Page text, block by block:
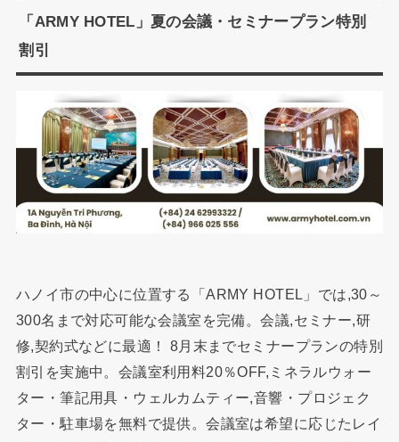
「ARMY HOTEL」夏の会議・セミナープラン特別
割引
ハノイ市の中心に位置する「ARMY HOTEL」では,30～
300名まで対応可能な会議室を完備。会議,セミナー,研
修,契約式などに最適！ 8月末までセミナープランの特別
割引を実施中。会議室利用料20％OFF,ミネラルウォー
ター・筆記用具・ウェルカムティー,音響・プロジェク
ター・駐車場を無料で提供。会議室は希望に応じたレイ